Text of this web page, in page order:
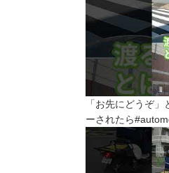
「お先にどうぞ
ーされたら